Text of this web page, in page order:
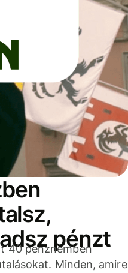
pénzt
40 pénznemben
Minden, amire